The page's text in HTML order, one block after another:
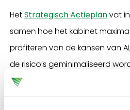
HetStrategisch Actieplanvat
samen hoe het kabinet
profiteren van de kansen van
de risico’s geminimaliseerd
benutten, voorwaarden
versterken.